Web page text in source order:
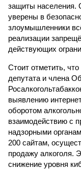
защиты населения.
уверены в
злоумышленники
реализации
действующих
Стоит отметить,
депутата и члена
выявлению
оборотом
взаимодействию с
надзорными
200 сайтам,
продажу алкоголя.
снижение уровня